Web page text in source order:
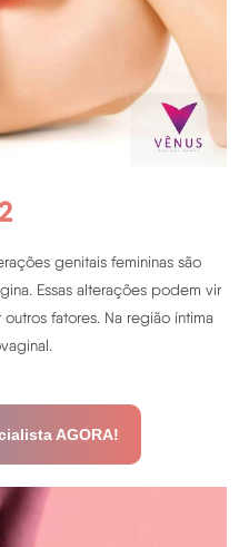
genitais femininas são
Essas alterações podem vir
fatores. Na região íntima
AGORA!